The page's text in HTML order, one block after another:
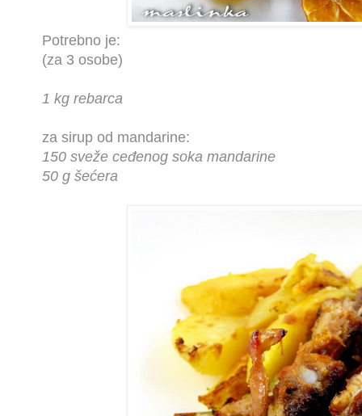
Potrebno je:
(za 3 osobe)
1 kg rebarca
za sirup od mandarine:
150 sveže ceđenog soka mandarine
50 g šećera